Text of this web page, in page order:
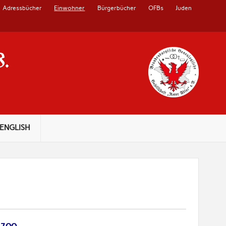
Adressbücher Einwohner Bürgerbücher OFBs Juden
ENGLISH